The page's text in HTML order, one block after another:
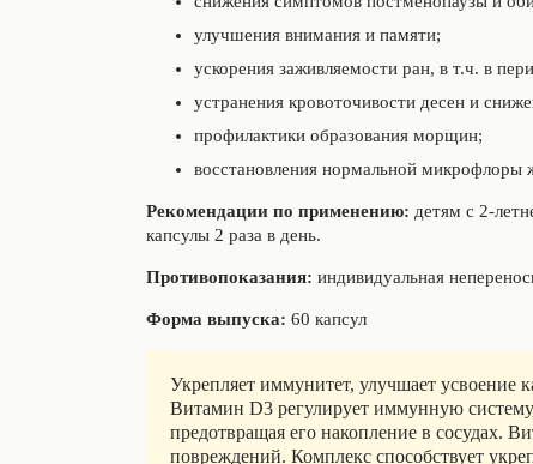
улучшения внимания и памяти;
ускорения заживляемости ран, в т.ч. в
устранения кровоточивости десен и
профилактики образования морщин;
восстановления нормальной микрофлоры
Рекомендации по применению: детям с 2-
капсулы 2 раза в день.
Противопоказания: индивидуальная
Форма выпуска: 60 капсул
Укрепляет иммунитет, улучшает усвоение
Витамин D3 регулирует иммунную
предотвращая его накопление в сосудах.
повреждений. Комплекс способствует